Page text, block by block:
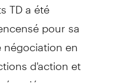
pour sa
en
d'action et